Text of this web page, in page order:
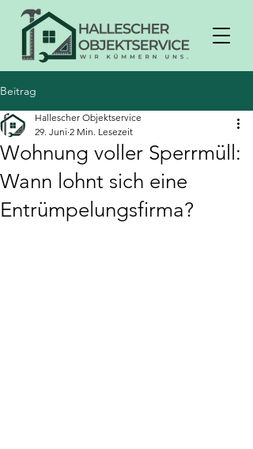
Beitrag
Wohnung voller Sperrmüll:
Wann lohnt sich eine
Entrümpelungsfirma?
Hallescher Objektservice
29. Juni 2 Min. Lesezeit